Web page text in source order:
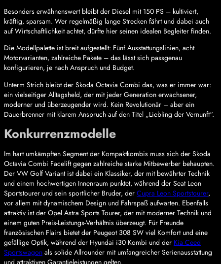
Besonders erwähnenswert bleibt der Diesel mit 150 PS – kultiviert,
kräftig, sparsam. Wer regelmäßig lange Strecken fährt und dabei auch
auf Wirtschaftlichkeit achtet, dürfte hier seinen idealen Begleiter finden.
Die Modellpalette ist breit aufgestellt: Fünf Ausstattungslinien, acht
Motorvarianten, zahlreiche Pakete – das lässt sich passgenau
konfigurieren, je nach Anspruch und Budget.
Unterm Strich bleibt der Skoda Octavia Combi das, was er immer war:
ein vielseitiger Alltagsheld, der mit jeder Generation erwachsener,
moderner und überzeugender wird. Kein Revolutionär – aber ein
Dauerbrenner mit klarem Anspruch auf den Titel „Liebling der Vernunft“.
Konkurrenzmodelle
Im hart umkämpften Segment der Kompaktkombis muss sich der Skoda
Octavia Combi Facelift gegen zahlreiche starke Mitbewerber behaupten.
Der VW Golf Variant ist dabei ein Klassiker, der mit bewährter Technik
und einem hochwertigen Innenraum punktet, während der Seat Leon
Sportstourer und sein sportlicher Bruder, der Cupra Leon Sportstourer,
vor allem mit dynamischem Design und Fahrspaß aufwarten. Ebenfalls
attraktiv ist der Opel Astra Sports Tourer, der mit moderner Technik und
einem guten Preis-Leistungs-Verhältnis überzeugt. Für Freunde
französischen Flairs bietet der Peugeot 308 SW viel Komfort und eine
gefällige Optik, während der Hyundai i30 Kombi und der Kia Ceed
Sportswagon als solide Allrounder mit umfangreicher Serienausstattung
und attraktiven Garantieleistungen gelten.